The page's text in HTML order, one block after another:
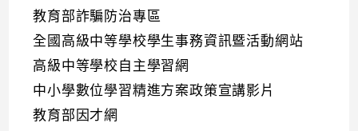
教育部詐騙防治專區
全國高級中等學校學生事務資訊暨活動網站
高級中等學校自主學習網
中小學數位學習精進方案政策宣講影片
教育部因才網